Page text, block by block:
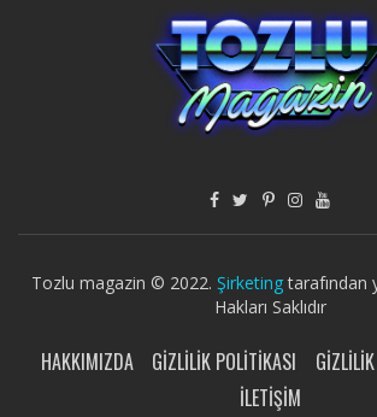
Tozlu magazin © 2022. Şirketingtarafından
Hakları Saklıdır
HAKKIMIZDA GIZLILIK POLITIKASI GIZLILIK
İLETIŞIM